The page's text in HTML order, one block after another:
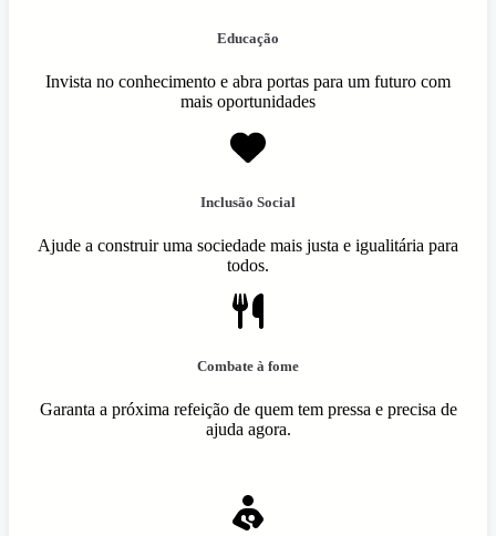
Educação
Invista no conhecimento e abra portas para um futuro com
mais oportunidades
Inclusão Social
Ajude a construir uma sociedade mais justa e igualitária para
todos.
Combate à fome
Garanta a próxima refeição de quem tem pressa e precisa de
ajuda agora.